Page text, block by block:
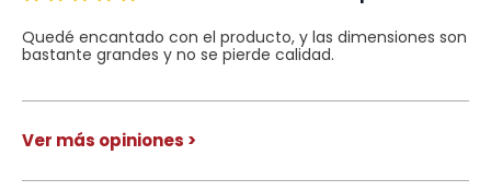
Quedé encantado con el producto, y las dimensiones son
bastante grandes y no se pierde calidad.
Ver más opiniones >